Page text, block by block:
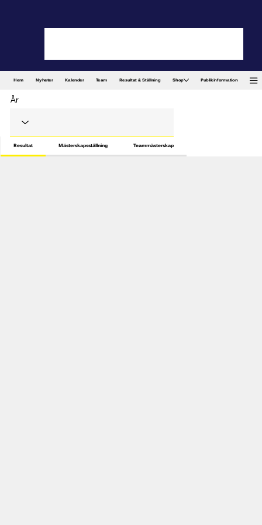
Hem Nyheter Kalender Team Resultat & Ställning Shop Publikinformation
Resultat Mästerskapsställning Teammästerskap
År